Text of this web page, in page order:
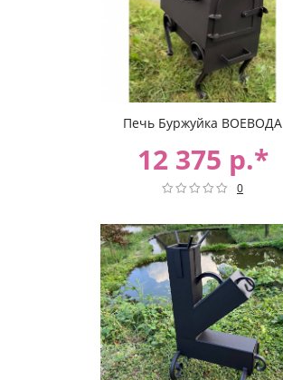
Печь Буржуйка ВОЕВОДА
12 375 р.*
0